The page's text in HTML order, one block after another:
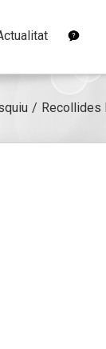
Recollides